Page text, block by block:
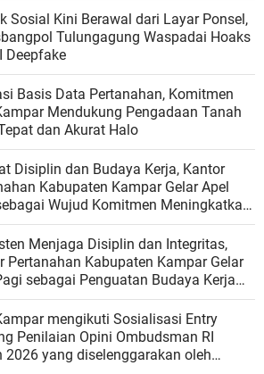
Sosial Kini Berawal dari Layar Ponsel,
Tulungagung Waspadai Hoaks
Deepfake
Basis Data Pertanahan, Komitmen
Mendukung Pengadaan Tanah
dan Akurat Halo
Disiplin dan Budaya Kerja, Kantor
Kabupaten Kampar Gelar Apel
Wujud Komitmen Meningkatkan
Pelayanan
Menjaga Disiplin dan Integritas,
Pertanahan Kabupaten Kampar Gelar
sebagai Penguatan Budaya Kerja
mengikuti Sosialisasi Entry
Penilaian Opini Ombudsman RI
2026 yang diselenggarakan oleh